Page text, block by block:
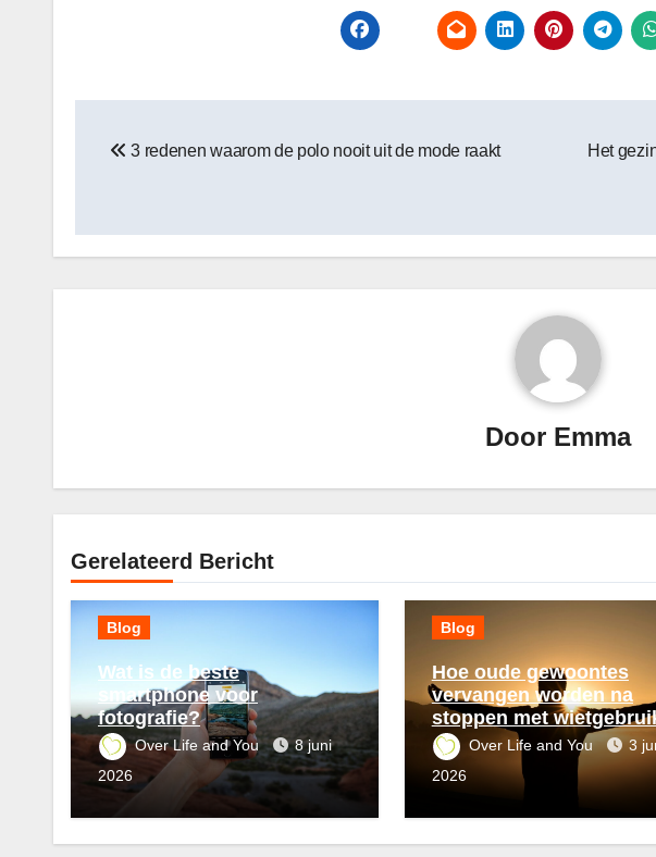
navigatie
3 redenen waarom de polo nooit uit de mode raakt
Het
Door Emma
Gerelateerd Bericht
Blog
Wat is de beste
smartphone voor
fotografie?
Over Life and You
8 juni
2026
Blog
Hoe oude gewoontes
vervangen worden na
stoppen met
Over Life and You
3
2026